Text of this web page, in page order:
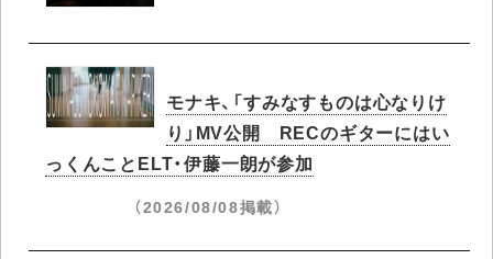
モナキ、「すみなすものは心なりけ
り」MV公開 RECのギターにはい
っくんことELT・伊藤一朗が参加
（2026/08/08掲載）